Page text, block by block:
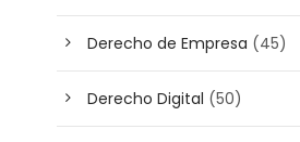
Derecho de Empresa (45)
Derecho Digital (50)